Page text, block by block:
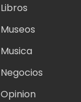
Libros
Museos
Musica
Negocios
Opinion